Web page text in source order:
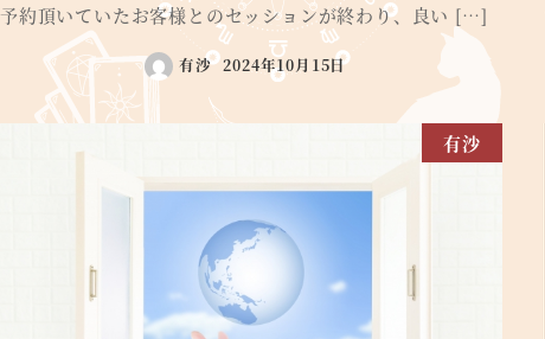
予約頂いていたお客様とのセッションが終わり、良い […]
有沙 2024年10月15日
有沙